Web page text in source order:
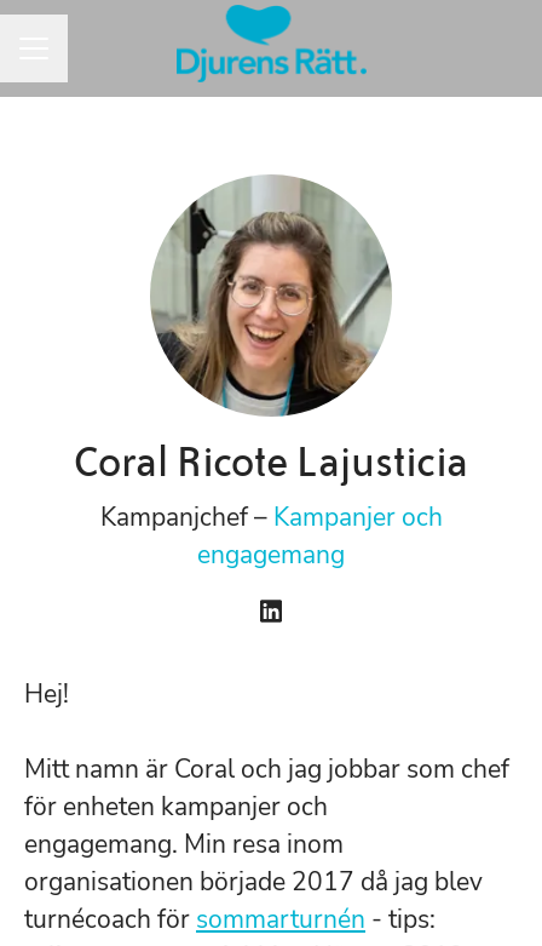
Coral Ricote Lajusticia
Kampanjchef – Kampanjer och
engagemang
Hej!
Mitt namn är Coral och jag jobbar som chef
för enheten kampanjer och
engagemang. Min resa inom
organisationen började 2017 då jag blev
turnécoach för sommarturnén - tips: